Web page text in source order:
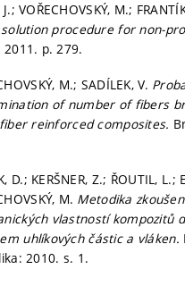
J.; VOŘECHOVSKÝ, M.;
procedure for non-
2011. p. 279.
M.; SADÍLEK, V.
of number of fibers
reinforced composites.
D.; KERŠNER, Z.; ŘOUTIL, L.;
M. Metodika
vlastností kompozitů
uhlíkových částic a vláken.
2010. s. 1.